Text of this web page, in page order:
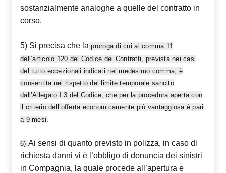
sostanzialmente analoghe a quelle del contratto in
corso.
5) Si precisa che la proroga di cui al comma 11
dell’articolo 120 del Codice dei Contratti, prevista nei casi
del tutto eccezionali indicati nel medesimo comma, è
consentita nel rispetto del limite temporale sancito
dall’Allegato I.3 del Codice, che per la procedura aperta con
il criterio dell’offerta economicamente più vantaggiosa è pari
a 9 mesi.
6) Ai sensi di quanto previsto in polizza, in caso di
richiesta danni vi è l’obbligo di denuncia dei sinistri
in Compagnia, la quale procede all’apertura e